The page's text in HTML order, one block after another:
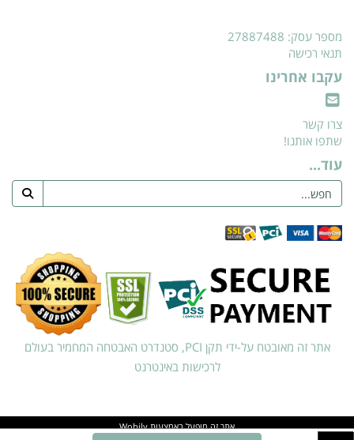
מספר עסק: 27887488
תנאי רכישה
עקבו אחרינו
צרו קשר
שתפו אותנו!
עוד...
אתר זה מאובטח על-ידי תקן PCI, סטנדרט האבטחה המחמיר בעולם
לרכישות באינטרנט
אתר זה מופעל באמצעותWobily